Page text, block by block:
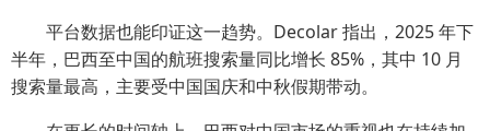
平台数据也能印证这一趋势。Decolar 指出，2025 年下
半年，巴西至中国的航班搜索量同比增长 85%，其中 10 月
搜索量最高，主要受中国国庆和中秋假期带动。